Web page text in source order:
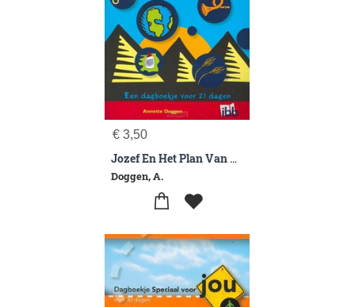
€ 3,50
Jozef En Het Plan Van God 9-12 Jarigen
Doggen, A.